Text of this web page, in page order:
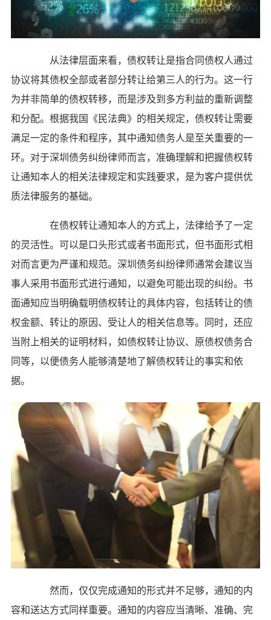
从法律层面来看，债权转让是指合同债权人通过
协议将其债权全部或者部分转让给第三人的行为。这一行
为并非简单的债权转移，而是涉及到多方利益的重新调整
和分配。根据我国《民法典》的相关规定，债权转让需要
满足一定的条件和程序，其中通知债务人是至关重要的一
环。对于深圳债务纠纷律师而言，准确理解和把握债权转
让通知本人的相关法律规定和实践要求，是为客户提供优
质法律服务的基础。
在债权转让通知本人的方式上，法律给予了一定
的灵活性。可以是口头形式或者书面形式，但书面形式相
对而言更为严谨和规范。深圳债务纠纷律师通常会建议当
事人采用书面形式进行通知，以避免可能出现的纠纷。书
面通知应当明确载明债权转让的具体内容，包括转让的债
权金额、转让的原因、受让人的相关信息等。同时，还应
当附上相关的证明材料，如债权转让协议、原债权债务合
同等，以便债务人能够清楚地了解债权转让的事实和依
据。
然而，仅仅完成通知的形式并不足够，通知的内
容和送达方式同样重要。通知的内容应当清晰、准确、完